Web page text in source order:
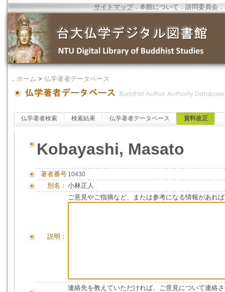
サイトマップ．本館について ．諮問委員会 ．
． ホーム > 仏学著者データベース
仏学著者検索 検索結果 仏学著者データベース 資料改正
Kobayashi, Masato
著者番号 10430
別名： 小林正人
説明：
ご意見やご指摘など、または参考になる情報があれ
連絡先を教えていただければ、ご意見について連絡